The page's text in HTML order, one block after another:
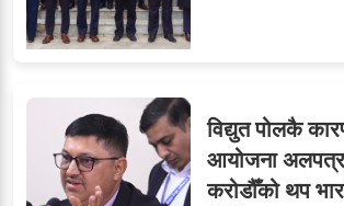
विद्युत पोलकै
आयोजना
करोडौँको थप